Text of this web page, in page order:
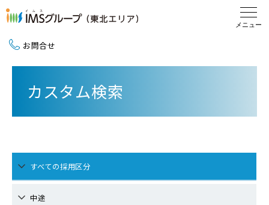
お問合せ
カスタム検索
すべての採用区分
中途